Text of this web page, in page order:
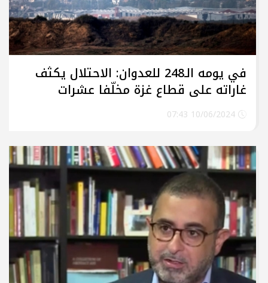
في يومه الـ248 للعدوان: الاحتلال يكثف
غاراته على قطاع غزة مخلّفا عشرات
الشهداء والجرحى